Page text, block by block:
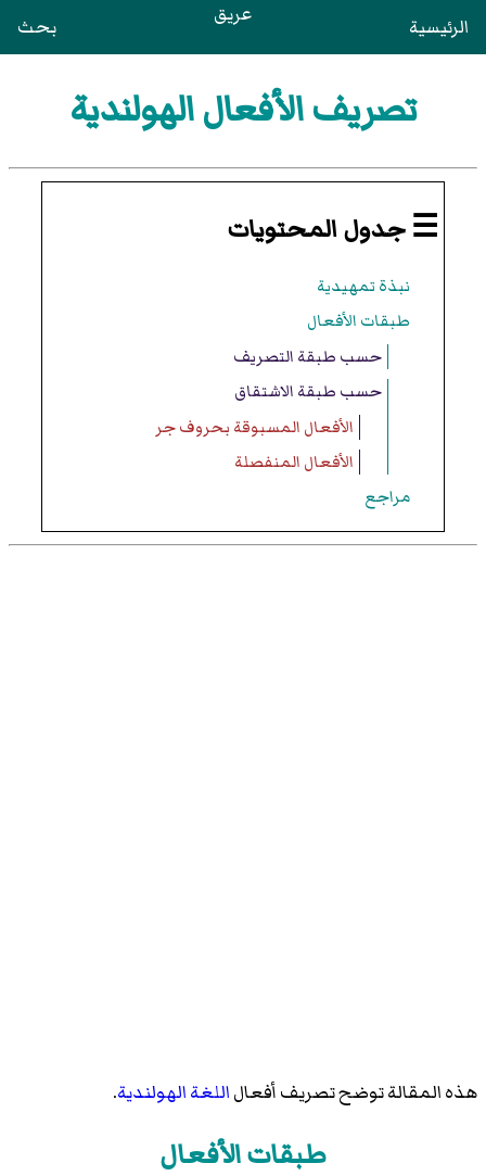
الرئيسية عريق بحث
تصريف الأفعال الهولندية
☰ جدول المحتويات
نبذة تمهيدية
طبقات الأفعال
حسب طبقة التصريف
حسب طبقة الاشتقاق
الأفعال المسبوقة بحروف جر
الأفعال المنفصلة
مراجع
هذه المقالة توضح تصريف أفعالاللغة الهولندية.
طبقات الأفعال